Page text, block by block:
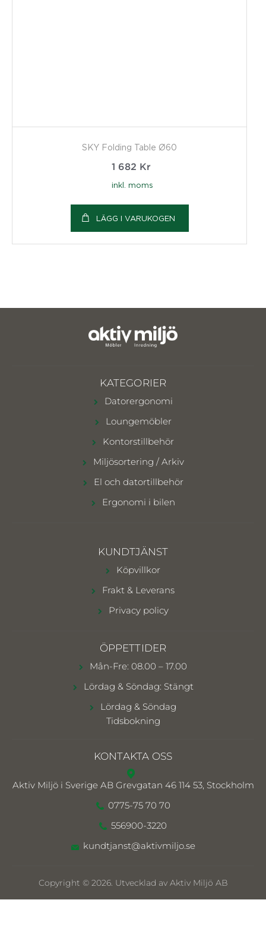
SKY Folding Table Ø60
1 682 Kr
inkl. moms
LÄGG I VARUKOGEN
KATEGORIER
Datorergonomi
Loungemöbler
Kontorstillbehör
Miljösortering / Arkiv
El och datortillbehör
Ergonomi i bilen
KUNDTJÄNST
Köpvillkor
Frakt & Leverans
Privacy policy
ÖPPETTIDER
Mån-Fre: 08.00 – 17.00
Lördag & Söndag: Stängt
Lördag & Söndag
Tidsbokning
KONTAKTA OSS
Aktiv Miljö i Sverige AB Grevgatan 46 114 53, Stockholm
0775-75 70 70
556900-3220
kundtjanst@aktivmiljo.se
Copyright © 2026. Utvecklad av Aktiv Miljö AB